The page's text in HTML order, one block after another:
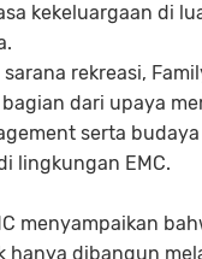
kekeluargaan di
rekreasi,
dari upaya
serta
lingkungan EMC.
menyampaikan
hanya dibangun